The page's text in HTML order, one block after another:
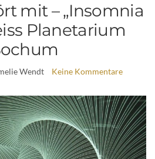
mit – „Insomnia
Planetarium
Wendt Keine Kommentare